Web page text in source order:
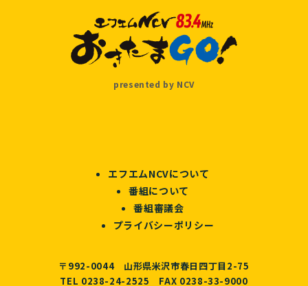
presented by NCV
エフエムNCVについて
番組について
番組審議会
プライバシーポリシー
〒992-0044 山形県米沢市春日四丁目2-75
TEL 0238-24-2525 FAX 0238-33-9000